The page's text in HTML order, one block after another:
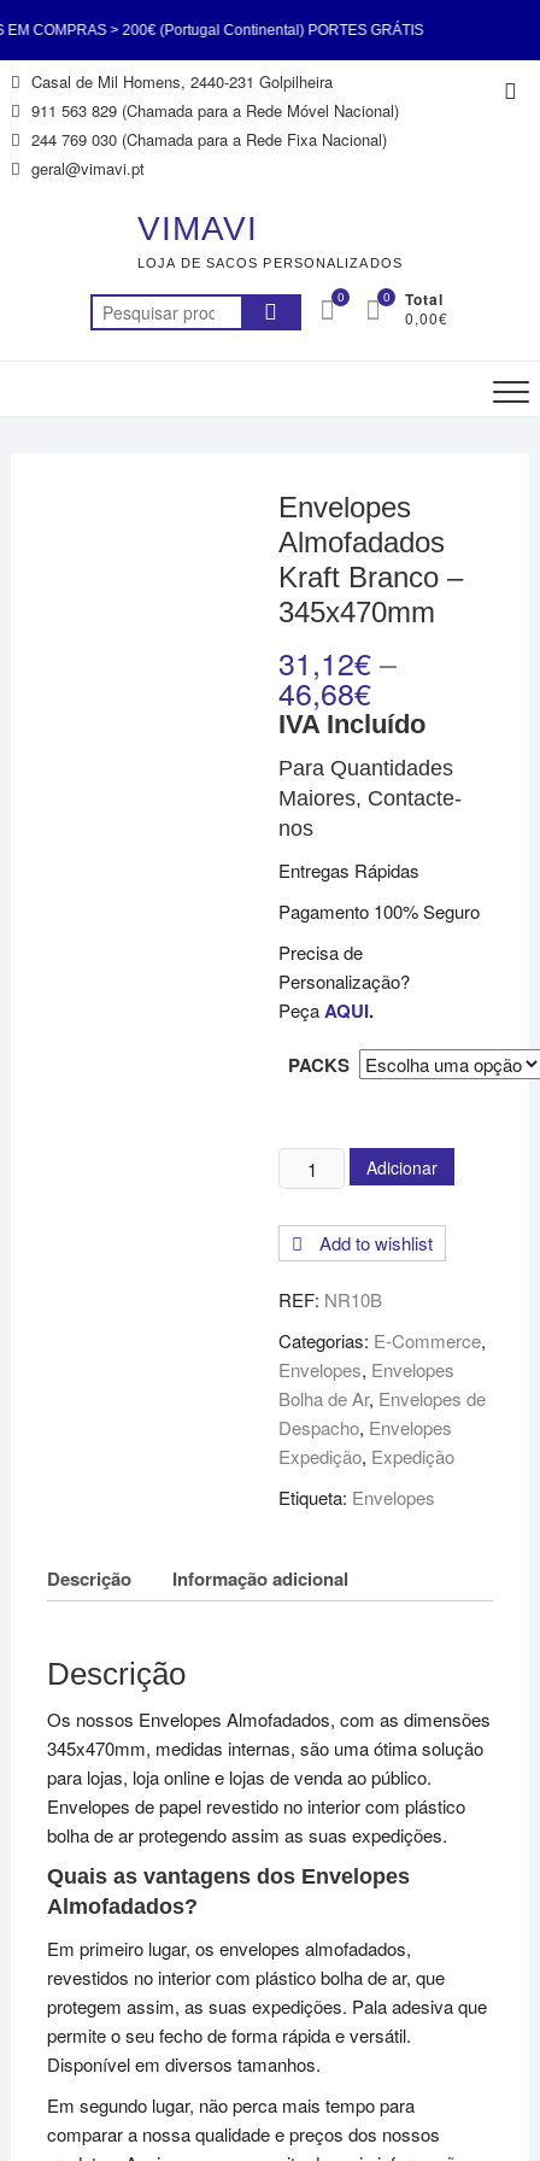
COMPRAS > 200€ (Portugal Continental) PORTES GRÁTIS
(Portugal Continental) PORTES GRÁTIS EM COMPRAS >
PORTES GRÁTIS EM COMPRAS > 200€ (Portugal
COMPRAS > 200€ (Portugal Continental) PORTES GRÁTIS
(Portugal Continental) PORTES GRÁTIS EM COMPRAS >
Skip
to
content
Casal de Mil Homens, 2440-231 Golpilheira
911 563 829 (Chamada para a Rede Móvel Nacional)
244 769 030 (Chamada para a Rede Fixa Nacional)
geral@vimavi.pt
VIMAVI
LOJA DE SACOS PERSONALIZADOS
Pesquisar
por:
0 Total
0,00€
0
Envelopes
Almofadados
Kraft Branco –
345x470mm
31,12€–
46,68€
IVA Incluído
Para Quantidades
Maiores, Contacte-
nos
Entregas Rápidas
Pagamento 100% Seguro
Precisa de
Personalização?
Peça AQUI.
PACKS
Quantidade
de
Almofadados
Branco
-
345x470mm
Adicionar
Add to wishlist
REF: NR10B
Categorias: E-Commerce,
Envelopes, Envelopes
Bolha de Ar, Envelopes de
Despacho, Envelopes
Expedição, Expedição
Etiqueta: Envelopes
Descrição Informação adicional
Descrição
Os nossos Envelopes Almofadados, com as dimensões
345x470mm, medidas internas, são uma ótima solução
para lojas, loja online e lojas de venda ao público.
Envelopes de papel revestido no interior com plástico
bolha de ar protegendo assim as suas expedições.
Quais as vantagens dos Envelopes
Almofadados?
Em primeiro lugar, os envelopes almofadados,
revestidos no interior com plástico bolha de ar, que
protegem assim, as suas expedições. Pala adesiva que
permite o seu fecho de forma rápida e versátil.
Disponível em diversos tamanhos.
Em segundo lugar, não perca mais tempo para
comparar a nossa qualidade e preços dos nossos